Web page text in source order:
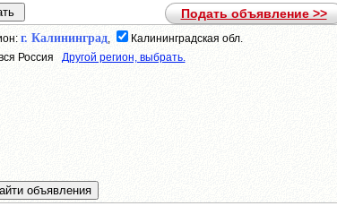
Подать объявление >>
г. Калининград,
Калининградская обл.
Россия Другой регион, выбрать.